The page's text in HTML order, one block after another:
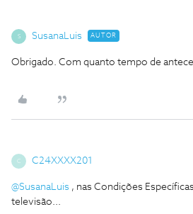
S SusanaLuis AUTOR
Obrigado. Com quanto tempo de
C C24XXXX201
@SusanaLuis , nas Condições
televisão...